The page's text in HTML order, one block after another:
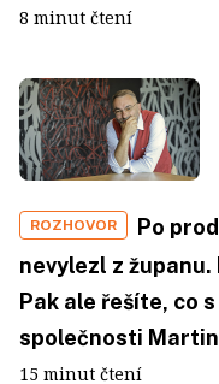
8 minut čtení
ROZHOVOR
Po
nevylezl z
Pak ale řešíte, co
společnosti
15 minut čtení